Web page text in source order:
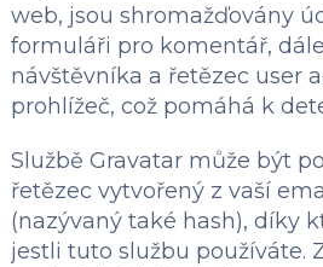
web, jsou shromažďovány
formuláři pro komentář,
návštěvníka a řetězec user
prohlížeč, což pomáhá k
Službě Gravatar může být
řetězec vytvořený z vaší
(nazývaný také hash), díky
jestli tuto službu používáte.